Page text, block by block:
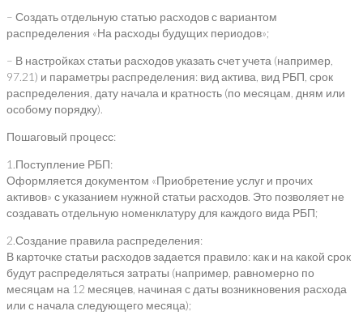
– Создать отдельную статью расходов с вариантом
распределения «На расходы будущих периодов»;
– В настройках статьи расходов указать счет учета (например,
97.21) и параметры распределения: вид актива, вид РБП, срок
распределения, дату начала и кратность (по месяцам, дням или
особому порядку).
Пошаговый процесс:
1.Поступление РБП:
Оформляется документом «Приобретение услуг и прочих
активов» с указанием нужной статьи расходов. Это позволяет не
создавать отдельную номенклатуру для каждого вида РБП;
2.Создание правила распределения:
В карточке статьи расходов задается правило: как и на какой срок
будут распределяться затраты (например, равномерно по
месяцам на 12 месяцев, начиная с даты возникновения расхода
или с начала следующего месяца);